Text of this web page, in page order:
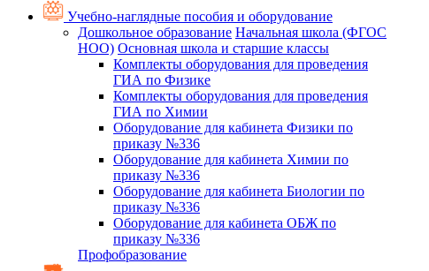
Учебно-наглядные пособия и оборудование
Дошкольное образование Начальная школа (ФГОС
НОО) Основная школа и старшие классы
Комплекты оборудования для проведения
ГИА по Физике
Комплекты оборудования для проведения
ГИА по Химии
Оборудование для кабинета Физики по
приказу №336
Оборудование для кабинета Химии по
приказу №336
Оборудование для кабинета Биологии по
приказу №336
Оборудование для кабинета ОБЖ по
приказу №336
Профобразование